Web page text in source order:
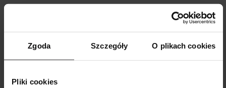
Zgoda Szczegóły O plikach cookies
Pliki cookies
Premiera wyjątkowej kolekcji 10 x 10 dla